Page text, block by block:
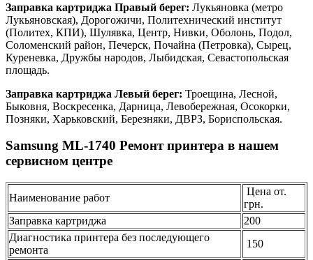
Заправка картриджа Правый берег: Лукьяновка (метро
Лукьяновская), Дорогожичи, Политехнический институт
(Политех, КПИ), Шулявка, Центр, Нивки, Оболонь, Подол,
Соломенский район, Печерск, Почайна (Петровка), Сырец,
Куреневка, Дружбы народов, Лыбидская, Севастопольская
площадь.
Заправка картриджа Левый берег: Троещина, Лесной,
Быковня, Воскресенка, Дарница, Левобережная, Осокорки,
Позняки, Харьковский, Березняки, ДВРЗ, Бориспольская.
Samsung ML-1740 Ремонт принтера в нашем
сервисном центре
Наименование работ
Цена от.
грн.
Заправка картриджа
200
Диагностика принтера без последующего
ремонта
150